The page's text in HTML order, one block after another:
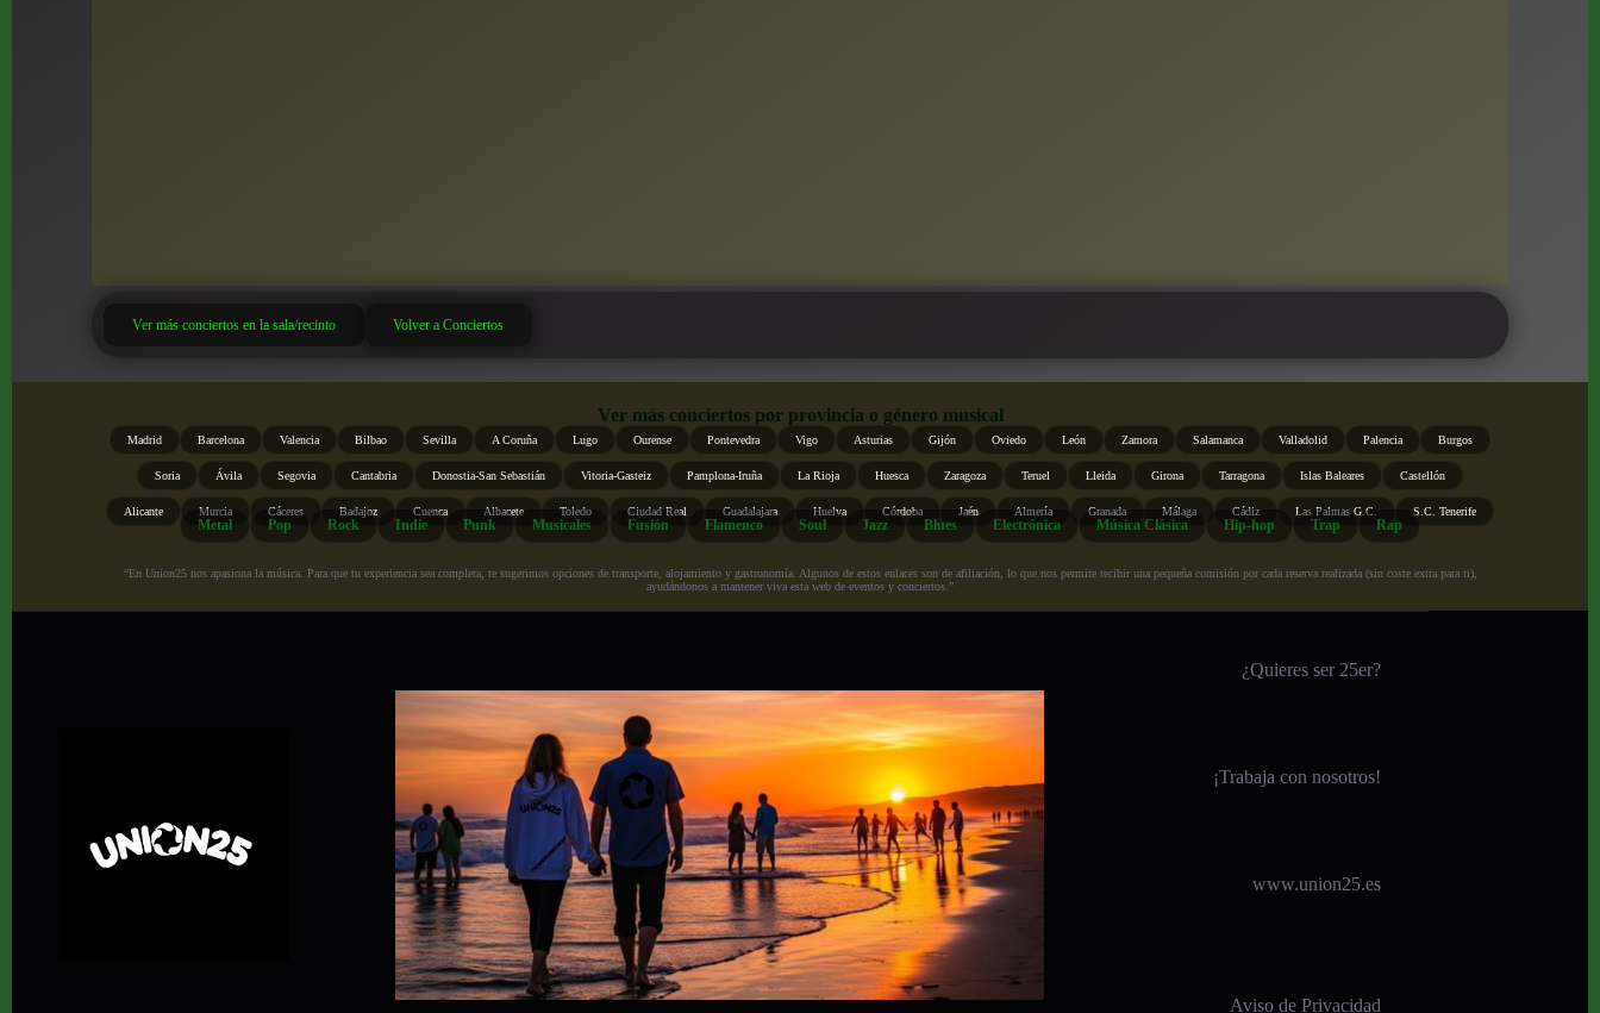
Ver más conciertos en la sala/recinto Volver a Conciertos
Ver más conciertos por provincia o género musical
Madrid Barcelona Valencia Bilbao Sevilla A Coruña Lugo Ourense Pontevedra Vigo Asturias Gijón Oviedo León Zamora Salamanca Valladolid Palencia Burgos
Soria Ávila Segovia Cantabria Donostia-San Sebastián Vitoria-Gasteiz Pamplona-Iruña La Rioja Huesca Zaragoza Teruel Lleida Girona Tarragona Islas Baleares Castellón
Alicante Murcia Cáceres Badajoz Cuenca Albacete Toledo Ciudad Real Guadalajara Huelva Córdoba Jaén Almería Granada Málaga Cádiz Las Palmas G.C. S.C. Tenerife
Metal Pop Rock Indie Punk Musicales Fusión Flamenco Soul Jazz Blues Electrónica Música Clásica Hip-hop Trap Rap
“En Union25 nos apasiona la música. Para que tu experiencia sea completa, te sugerimos opciones de transporte, alojamiento y gastronomía. Algunos de estos enlaces son de afiliación, lo que nos permite recibir una pequeña comisión por cada reserva realizada (sin coste extra para ti),
ayudándonos a mantener viva esta web de eventos y conciertos.”
¿Quieres ser 25er?
¡Trabaja con nosotros!
www.union25.es
Aviso de Privacidad